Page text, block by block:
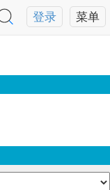
菜单
登录